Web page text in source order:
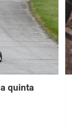
quinta